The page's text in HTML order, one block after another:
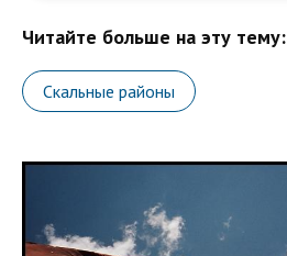
Читайте больше на эту тему:
Скальные районы